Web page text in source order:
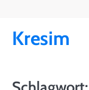
content
Kresim